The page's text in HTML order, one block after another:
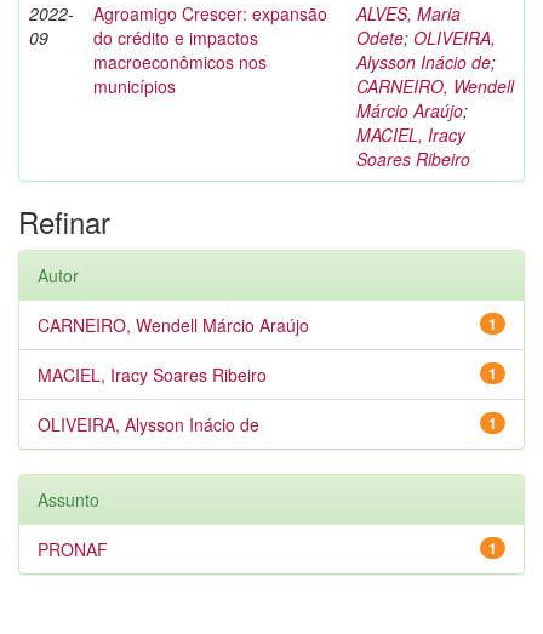
2022-
09
Agroamigo Crescer: expansão
do crédito e impactos
macroeconômicos nos
municípios
ALVES, Maria
Odete; OLIVEIRA,
Alysson Inácio de;
CARNEIRO, Wendell
Márcio Araújo;
MACIEL, Iracy
Soares Ribeiro
Refinar
Autor
1
CARNEIRO, Wendell Márcio Araújo
1
MACIEL, Iracy Soares Ribeiro
1
OLIVEIRA, Alysson Inácio de
Assunto
1
PRONAF